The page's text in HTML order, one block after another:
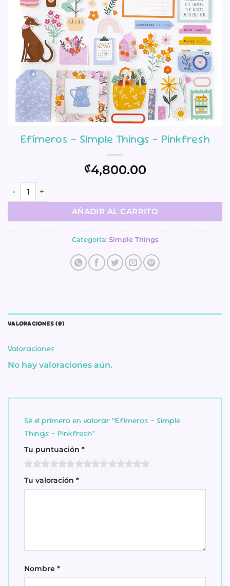
Efímeros – Simple Things – Pinkfresh
₡4,800.00
Efímeros - Simple Things - Pinkfresh cantidad
AÑADIR AL CARRITO
Categoría: Simple Things
VALORACIONES (0)
Valoraciones
No hay valoraciones aún.
Sé el primero en valorar “Efímeros – Simple
Things – Pinkfresh”
Tu puntuación *
Tu valoración *
Nombre *